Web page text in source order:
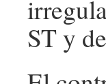
ST y